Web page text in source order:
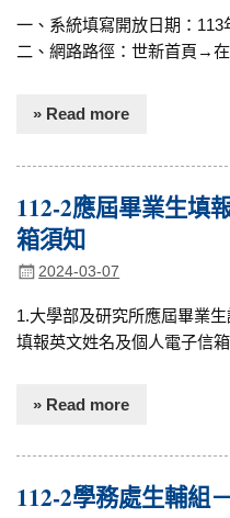
一、系統填寫開放日期：113
二、網路路徑：世新首頁→
» Read more
112-2應屆畢業生填
箱須知
2024-03-07
1.大學部及研究所應屆畢業
填報英文姓名及個人電子信
» Read more
112-2學務處生輔組